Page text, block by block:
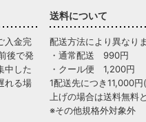
入金完
後で発
中した
れる場
送料について
配送方法により異なりま
・通常配送 990円
・クール便 1,200円
1配送先につき11,000
上げの場合は送料無料
※その他規格外対象外